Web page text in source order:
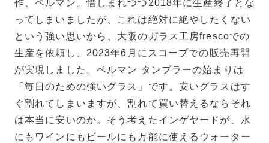
作、ベルマン。惜しまれつつ2018年に生産終了とな
ってしまいましたが、これは絶対に絶やしたくない
という強い思いから、大阪のガラス工房frescoでの
生産を依頼し、2023年6月にスコープでの販売再開
が実現しました。ベルマン タンブラーの始まりは
「毎日のための強いグラス」です。安いグラスはす
ぐ割れてしまいますが、割れて買い替えるならそれ
は本当に安いのか。そう考えたインゲヤードが、水
にもワインにもビールにも万能に使えるウォーター